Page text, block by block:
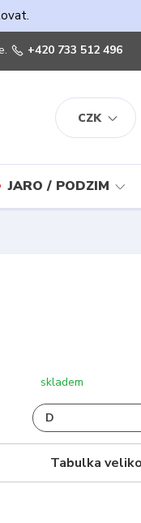
CZK
+420 733 512 496
JARO / PODZIM
skladem
Tabulka